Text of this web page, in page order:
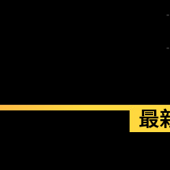
最